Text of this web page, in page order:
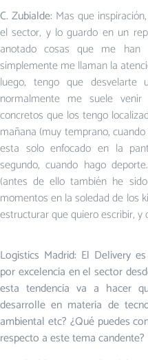
C. Zubialde: Mas que
el sector, y lo guardo en un
anotado cosas que me han
simplemente me llaman la
luego, tengo que desvelarte
normalmente me suele
concretos que los tengo
mañana (muy temprano,
esta solo enfocado en la
segundo, cuando hago
(antes de ello también he
momentos en la soledad de los
estructurar que quiero escribir, y
Logistics Madrid: El Delivery
por excelencia en el sector
esta tendencia va a hacer
desarrolle en materia de
ambiental etc? ¿Qué puedes
respecto a este tema candente?